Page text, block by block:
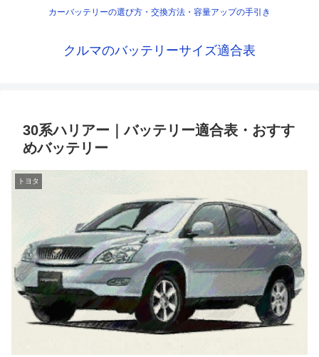
カーバッテリーの選び方・交換方法・容量アップの手引き
クルマのバッテリーサイズ適合表
30系ハリアー｜バッテリー適合表・おすす
めバッテリー
トヨタ